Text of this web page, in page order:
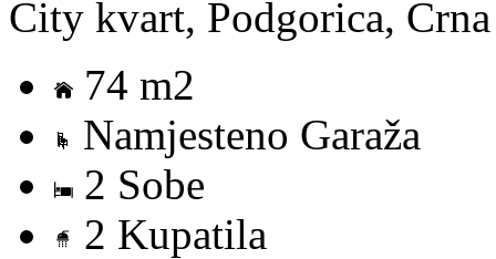
City kvart, Podgorica,
74 m2
Namjesteno Garaža
2 Sobe
2 Kupatila